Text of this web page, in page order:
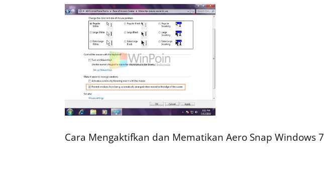
Cara Mengaktifkan dan Mematikan Aero Snap Windows 7